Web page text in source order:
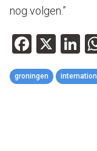
nog volgen.”
X
groningen